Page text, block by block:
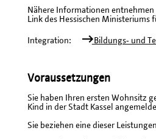
Nähere Informationen
Link des Hessischen Ministeriums
Integration: Bildungs‐ und
Voraussetzungen
Sie haben Ihren ersten Wohnsitz
Kind in der Stadt Kassel
Sie beziehen eine dieser